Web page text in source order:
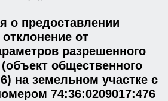
о предоставлении
от
разрешенного
общественного
на земельном участке с
74:36:0209017:476